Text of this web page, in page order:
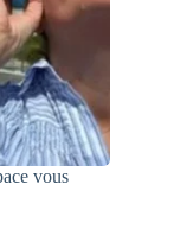
vous